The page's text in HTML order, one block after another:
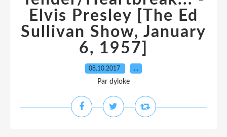
Elvis Presley [The Ed
Sullivan Show, January
6, 1957]
08.10.2017 …
Par dyloke